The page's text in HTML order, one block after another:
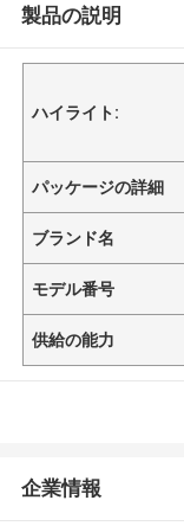
製品の説明
ハイライト:
パッケージの詳細
ブランド名
モデル番号
供給の能力
企業情報